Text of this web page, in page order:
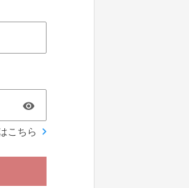
こちら